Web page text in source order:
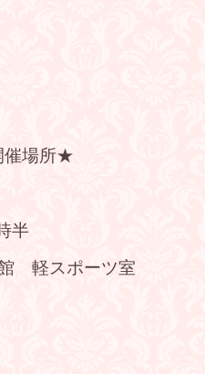
催場所★
半
軽スポーツ室